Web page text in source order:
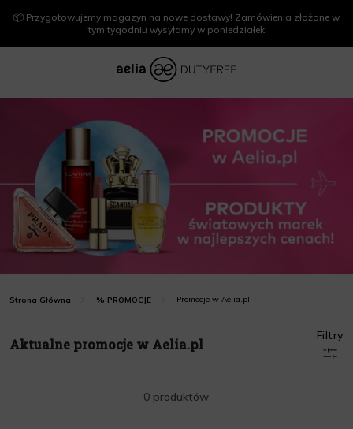
📦 Przygotowujemy magazyn na nowe dostawy! Zamówienia złożone w
tym tygodniu wysyłamy w poniedziałek
Strona Główna % PROMOCJE Promocje w Aelia.pl
Aktualne promocje w Aelia.pl
Filtry
0 produktów